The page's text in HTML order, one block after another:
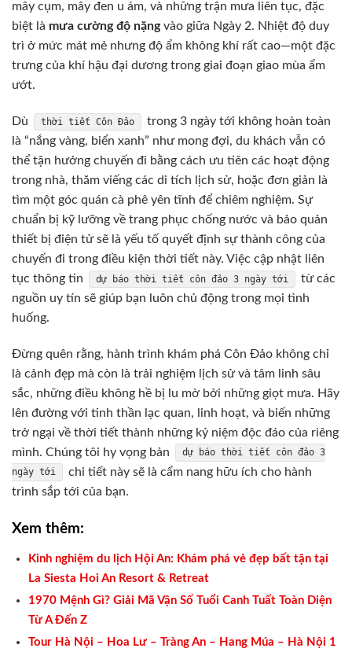
mây cụm, mây đen u ám, và những trận mưa liên tục, đặc
biệt là mưa cường độ nặngvào giữa Ngày 2. Nhiệt độ duy
trì ở mức mát mẻ nhưng độ ẩm không khí rất cao—một đặc
trưng của khí hậu đại dương trong giai đoạn giao mùa ẩm
ướt.
Dù thời tiết Côn Đảo
trong 3 ngày tới không hoàn toàn
là “nắng vàng, biển xanh” như mong đợi, du khách vẫn có
thể tận hưởng chuyến đi bằng cách ưu tiên các hoạt động
trong nhà, thăm viếng các di tích lịch sử, hoặc đơn giản là
tìm một góc quán cà phê yên tĩnh để chiêm nghiệm. Sự
chuẩn bị kỹ lưỡng về trang phục chống nước và bảo quản
thiết bị điện tử sẽ là yếu tố quyết định sự thành công của
chuyến đi trong điều kiện thời tiết này. Việc cập nhật liên
tục thông tin
dự báo thời tiết côn đảo 3 ngày tới
từ các
nguồn uy tín sẽ giúp bạn luôn chủ động trong mọi tình
huống.
Đừng quên rằng, hành trình khám phá Côn Đảo không chỉ
là cảnh đẹp mà còn là trải nghiệm lịch sử và tâm linh sâu
sắc, những điều không hề bị lu mờ bởi những giọt mưa. Hãy
lên đường với tinh thần lạc quan, linh hoạt, và biến những
trở ngại về thời tiết thành những kỷ niệm độc đáo của riêng
mình. Chúng tôi hy vọng bản
dự báo thời tiết côn đảo 3
ngày tới
chi tiết này sẽ là cẩm nang hữu ích cho hành
trình sắp tới của bạn.
Xem thêm:
Kinh nghiệm du lịch Hội An: Khám phá vẻ đẹp bất tận tại
La Siesta Hoi An Resort & Retreat
1970 Mệnh Gì? Giải Mã Vận Số Tuổi Canh Tuất Toàn Diện
Từ A Đến Z
Tour Hà Nội – Hoa Lư – Tràng An – Hang Múa – Hà Nội 1